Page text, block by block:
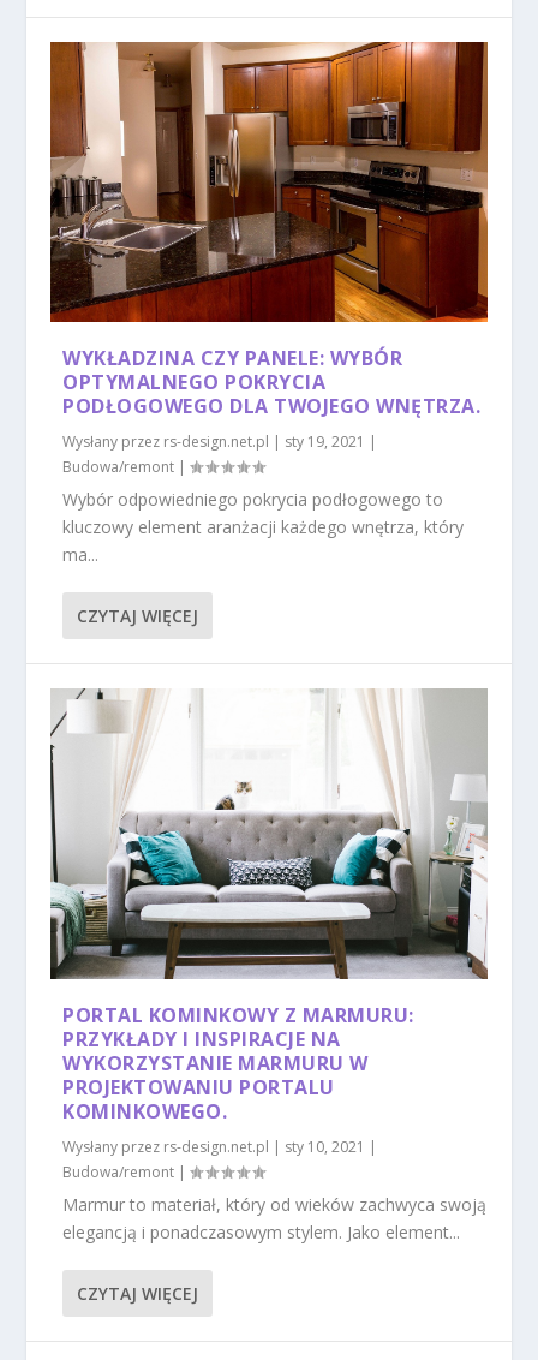
WYKŁADZINA CZY PANELE: WYBÓR
OPTYMALNEGO POKRYCIA
PODŁOGOWEGO DLA TWOJEGO WNĘTRZA.
Wysłany przez rs-design.net.pl | sty 19, 2021 |
Budowa/remont |
Wybór odpowiedniego pokrycia podłogowego to
kluczowy element aranżacji każdego wnętrza, który
ma...
CZYTAJ WIĘCEJ
PORTAL KOMINKOWY Z MARMURU:
PRZYKŁADY I INSPIRACJE NA
WYKORZYSTANIE MARMURU W
PROJEKTOWANIU PORTALU
KOMINKOWEGO.
Wysłany przez rs-design.net.pl | sty 10, 2021 |
Budowa/remont |
Marmur to materiał, który od wieków zachwyca swoją
elegancją i ponadczasowym stylem. Jako element...
CZYTAJ WIĘCEJ